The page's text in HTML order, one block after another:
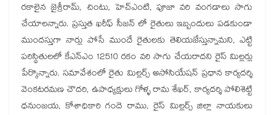
రకాలైన జైశ్రీరామ్, చింటు, హెచ్ఎంటి, పూజా వరి వంగడాలు సాగు
చేయాలన్నారు. ప్రస్తుత ఖరీఫ్ సీజన్ లో రైతులు ఇబ్బందులు పడకుండా
ముందస్తుగా నార్లు పోసే ముందే రైతులకు తెలియజేస్తున్నామని, ఎట్టి
పరిస్థితులలో కేఎన్ఎం 12510 రకం వరి సాగు చేయరాదని రైస్ మిల్లర్లు
పేర్కొన్నారు. సమావేశంలో రైతు మిల్లర్స్ అసోసియేషన్ ప్రధాన కార్యదర్శి
వెంకటరమణ చౌదరి, ఉపాధ్యక్షులు గోళ్ళ రామ శేఖర్, కార్యదర్శి పోలిశెట్టి
ధనుంజయ, కోశాధికారి గందె రాము, రైస్ మిల్లర్స్ జిల్లా నాయకులు